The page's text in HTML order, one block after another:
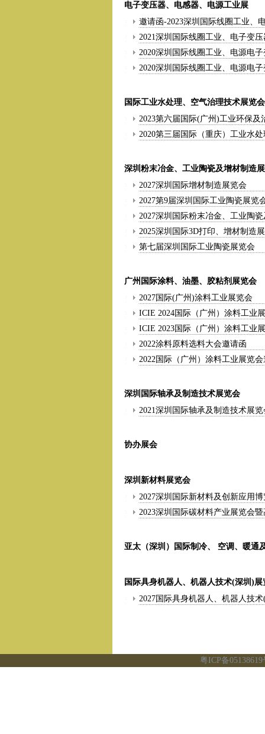
电子变压器、电感器、电源工业展
邀请函-2023深圳国际线圈工业、
2021深圳国际线圈工业、电子变
2020深圳国际线圈工业、电源电
2020深圳国际线圈工业、电源电
国际工业水处理、空气治理技术展览会
2023第六届国际(广州)工业环保及
2020第三届国际（重庆）工业水
深圳粉末冶金、工业陶瓷及增材制造
2027深圳国际增材制造展览会
2027第9届深圳国际工业陶瓷展览
2027深圳国际粉末冶金、工业陶
2025深圳国际3D打印、增材制造
第七届深圳国际工业陶瓷展览会
广州国际涂料、油墨、胶粘剂展览会
2027国际(广州)涂料工业展览会
ICIE 2024国际（广州）涂料工业
ICIE 2023国际（广州）涂料工业
2022涂料原料选料大会邀请函
2022国际（广州）涂料工业展览
深圳国际轴承及制造技术展览会
2021深圳国际轴承及制造技术展览
协办展会
深圳新材料展览会
2027深圳国际新材料及创新应用
2023深圳国际碳材料产业展览会
亚太（深圳）国际制冷、 空调、暖通
国际具身机器人、机器人技术(深圳)展
2027国际具身机器人、机器人技
粤ICP备05138619